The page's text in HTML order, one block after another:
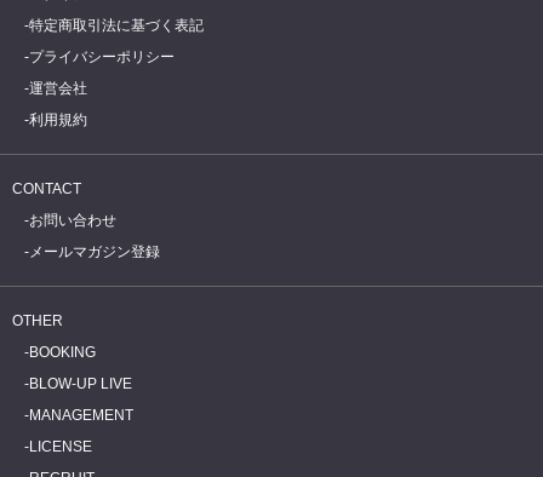
特定商取引法に基づく表記
プライバシーポリシー
運営会社
利用規約
CONTACT
お問い合わせ
メールマガジン登録
OTHER
BOOKING
BLOW-UP LIVE
MANAGEMENT
LICENSE